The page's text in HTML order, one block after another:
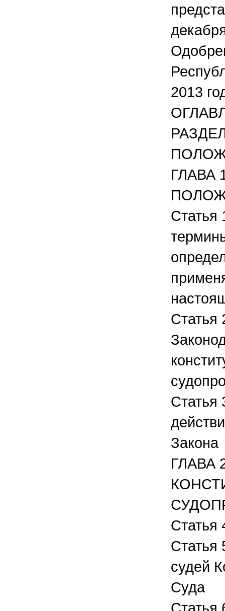
2013
ГЛАВА
Статья
Статья
Закона
ГЛАВА
Статья
Статья
судей
Суда